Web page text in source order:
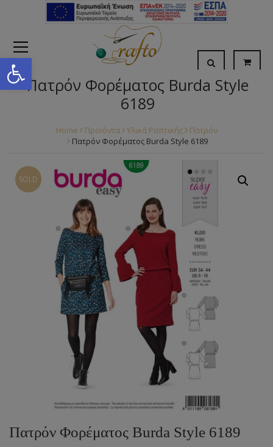
Open toolbar
Πατρόν Φορέματος Burda Style
6189
Home Προϊόντα Υλικά Ραπτικής
Πατρόν
Πατρόν Φορέματος Burda Style 6189
SOLD
Πατρόν Φορέματος Burda Style 6189